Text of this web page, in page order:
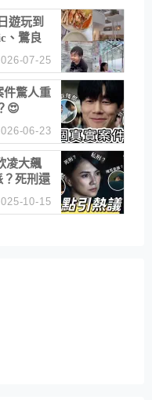
遊玩到
、鷺良
攝地、漢
07-25
件驚人重
😍
06-23
凌大飆
？死刑還
10-15